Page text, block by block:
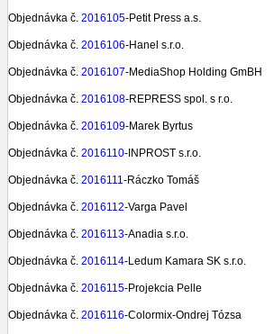
Objednávka č. 2016105-Petit Press a.s.
Objednávka č. 2016106-Hanel s.r.o.
Objednávka č. 2016107-MediaShop Holding GmBH
Objednávka č. 2016108-REPRESS spol. s r.o.
Objednávka č. 2016109-Marek Byrtus
Objednávka č. 2016110-INPROST s.r.o.
Objednávka č. 2016111-Ráczko Tomáš
Objednávka č. 2016112-Varga Pavel
Objednávka č. 2016113-Anadia s.r.o.
Objednávka č. 2016114-Ledum Kamara SK s.r.o.
Objednávka č. 2016115-Projekcia Pelle
Objednávka č. 2016116-Colormix-Ondrej Tózsa